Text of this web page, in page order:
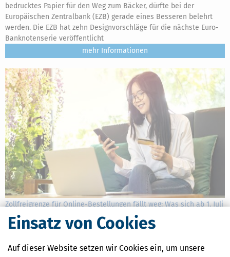
Einsatz von Cookies
Auf dieser Website setzen wir Cookies ein, um unsere
bedrucktes Papier für den Weg zum Bäcker, dürfte bei der
Europäischen Zentralbank (EZB) gerade eines Besseren belehrt
werden. Die EZB hat zehn Designvorschläge für die nächste Euro-
Banknotenserie veröffentlicht
mehr
Zollfreigrenze für Online-Bestellungen fällt weg: Was sich ab 1. Juli
2026 ändert
Union eine grundlegende Änderung für den Onlinehandel mit
Waren aus Drittländern: Die bisherige Zollfreigrenze für Sendungen